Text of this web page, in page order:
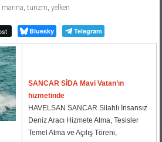
marina, turizm, yelken
Bluesky Telegram
SANCAR SİDA Mavi Vatan’ın
hizmetinde
HAVELSAN SANCAR Silahlı İnsansız
Deniz Aracı Hizmete Alma, Tesisler
Temel Atma ve Açılış Töreni,